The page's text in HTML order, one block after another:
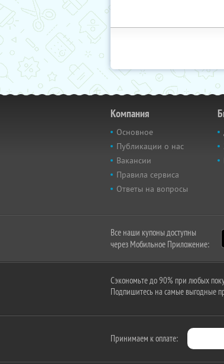
Компания
Основное
Публикации о нас
Вакансии
Правила сервиса
Ответы на вопросы
Все наши купоны доступны
через Мобильное Приложение:
Сэкономьте до 90% при любых
Подпишитесь на самые выгодные
Принимаем к оплате: